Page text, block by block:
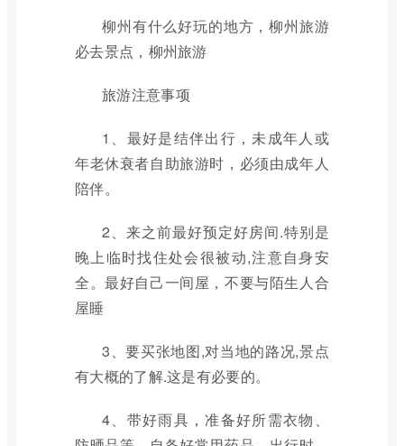
柳州有什么好玩的地方，柳州旅游
必去景点，柳州旅游
旅游注意事项
1、最好是结伴出行，未成年人或
年老休衰者自助旅游时，必须由成年人
陪伴。
2、来之前最好预定好房间.特别是
晚上临时找住处会很被动,注意自身安
全。最好自己一间屋，不要与陌生人合
屋睡
3、要买张地图,对当地的路况,景点
有大概的了解.这是有必要的。
4、带好雨具，准备好所需衣物、